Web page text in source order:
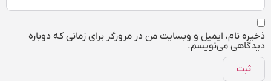
ذخیره نام، ایمیل و وبسایت من در مرورگر برای زمانی که دوباره
دیدگاهی می‌نویسم.